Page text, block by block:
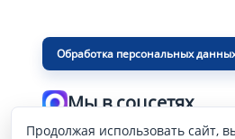
Обработка персональных
Мы в соцсетях
Продолжая использовать сайт,